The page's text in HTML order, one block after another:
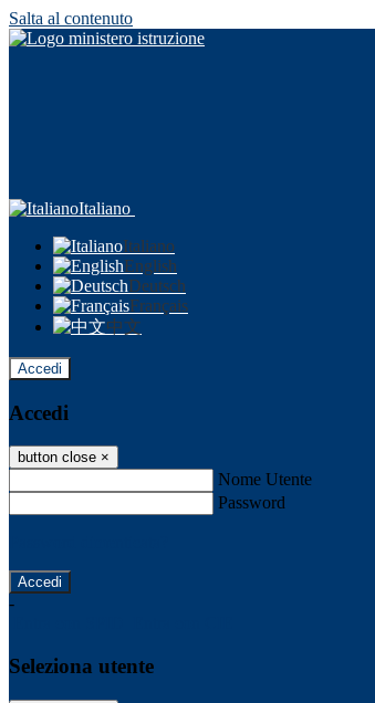
Salta al contenuto
Italiano
Italiano
English
Deutsch
Français
中文
Accedi
Accedi
button close ×
Nome Utente
Password
-
Seleziona utente